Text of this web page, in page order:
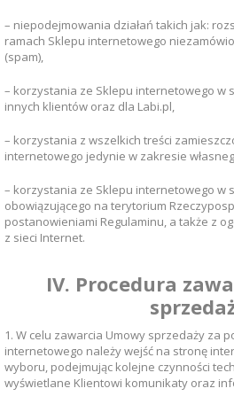
– niepodejmowania działań takich jak:
ramach Sklepu internetowego
(spam),
– korzystania ze Sklepu internetowego w
innych klientów oraz dla Labi.pl,
– korzystania z wszelkich treści
internetowego jedynie w zakresie
– korzystania ze Sklepu internetowego w
obowiązującego na terytorium
postanowieniami Regulaminu, a także z
z sieci Internet.
IV. Procedura
1. W celu zawarcia Umowy sprzedaży za
internetowego należy wejść na stronę
wyboru, podejmując kolejne czynności
wyświetlane Klientowi komunikaty oraz